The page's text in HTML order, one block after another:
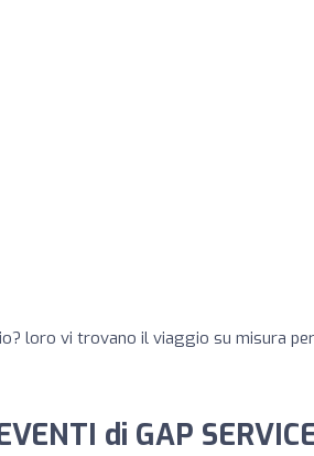
loro vi trovano il viaggio su misura
di GAP